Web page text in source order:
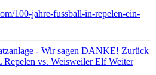
100-jahre-fussball-in-repelen-ein-
- Wir sagen DANKE! Zurück
vs. Weisweiler ElfWeiter